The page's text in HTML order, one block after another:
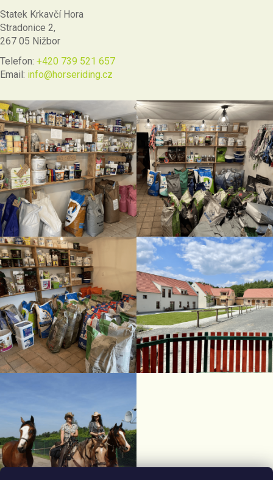
Statek Krkavčí Hora
Stradonice 2,
267 05 Nižbor
Telefon: +420 739 521 657
Email: info@horseriding.cz